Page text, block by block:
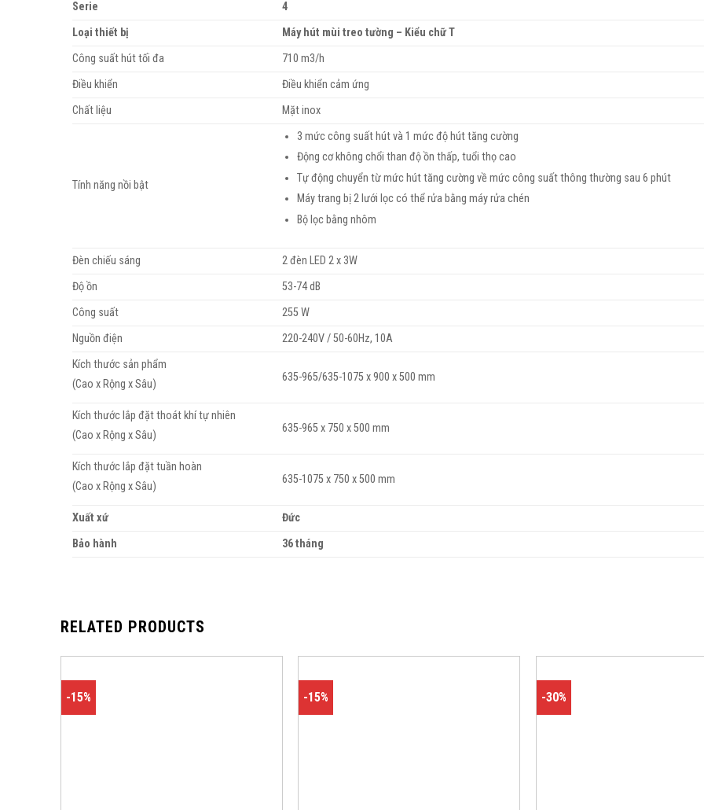
Serie
4
Loại thiết bị
Máy hút mùi treo tường – Kiểu chữ T
Công suất hút tối đa
710 m3/h
Điều khiển
Điều khiển cảm ứng
Chất liệu
Mặt inox
Tính năng nồi bật
3 mức công suất hút và 1 mức độ hút tăng cường
Động cơ không chổi than độ ồn thấp, tuổi thọ cao
Tự động chuyển từ mức hút tăng cường về mức công suất thông thường sau 6 phút
Máy trang bị 2 lưới lọc có thể rửa bằng máy rửa chén
Bộ lọc bằng nhôm
Đèn chiếu sáng
2 đèn LED 2 x 3W
Độ ồn
53-74 dB
Công suất
255 W
Nguồn điện
220-240V / 50-60Hz, 10A
Kích thước sản phẩm
(Cao x Rộng x Sâu)
635-965/635-1075 x 900 x 500 mm
Kích thước lắp đặt thoát khí tự nhiên
(Cao x Rộng x Sâu)
635-965 x 750 x 500 mm
Kích thước lắp đặt tuần hoàn
(Cao x Rộng x Sâu)
635-1075 x 750 x 500 mm
Xuất xứ
Đức
Bảo hành
36 tháng
RELATED PRODUCTS
-15% -15% -30%